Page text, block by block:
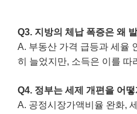
Q3. 지방의 체납 폭증은 왜
A. 부동산 가격 급등과 세율
히 늘었지만, 소득은 이를 따
Q4. 정부는 세제 개편을 어
A. 공정시장가액비율 완화,